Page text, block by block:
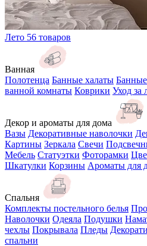
Лето 56 товаров
Ванная
Полотенца Банные халаты
ванной комнаты Коврики Уход за
Декор и ароматы для дома
Вазы Декоративные наволочки
Картины Зеркала Свечи
Мебель Статуэтки Фоторамки
Шкатулки Корзины Ароматы для
Спальня
Комплекты постельного белья
Наволочки Одеяла Подушки
чехлы Покрывала Пледы
спальни